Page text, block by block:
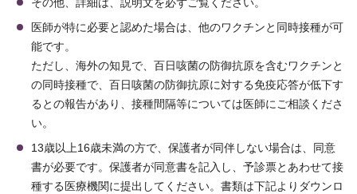
その他、詳細は、説明文を必ずご覧ください。
医師が特に必要と認めた場合は、他のワクチンと同時接種が可
能です。
ただし、海外の知見で、百日咳菌の防御抗原を含むワクチンと
の同時接種で、百日咳菌の防御抗原に対する免疫応答が低下す
るとの報告があり、接種間隔等については医師にご相談くださ
い。
13歳以上16歳未満の方で、保護者が同伴しない場合は、同意
書が必要です。保護者が同意書を記入し、予診票とあわせて接
種する医療機関に提出してください。書類は下記よりダウンロ